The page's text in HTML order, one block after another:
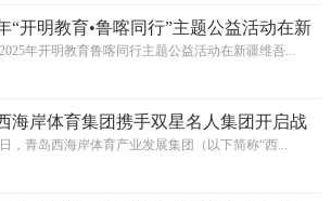
“开明教育•鲁喀同行”主题公益活动在新
举办
年开明教育鲁喀同行主题公益活动在新疆维吾...
海岸体育集团携手双星名人集团开启战
新篇章
，青岛西海岸体育产业发展集团（以下简称“西...